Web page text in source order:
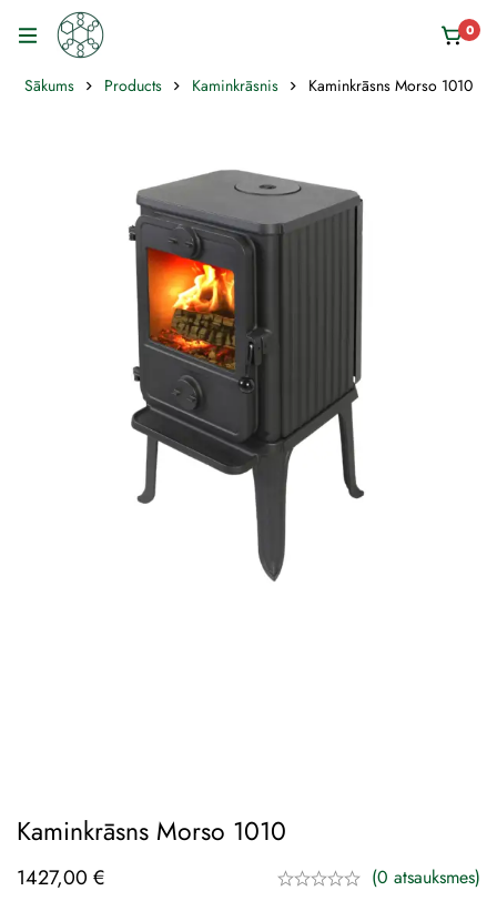
0
Sākums Products Kaminkrāsnis Kaminkrāsns Morso 1010
Kaminkrāsns Morso 1010
1427,00 €
(0 atsauksmes)